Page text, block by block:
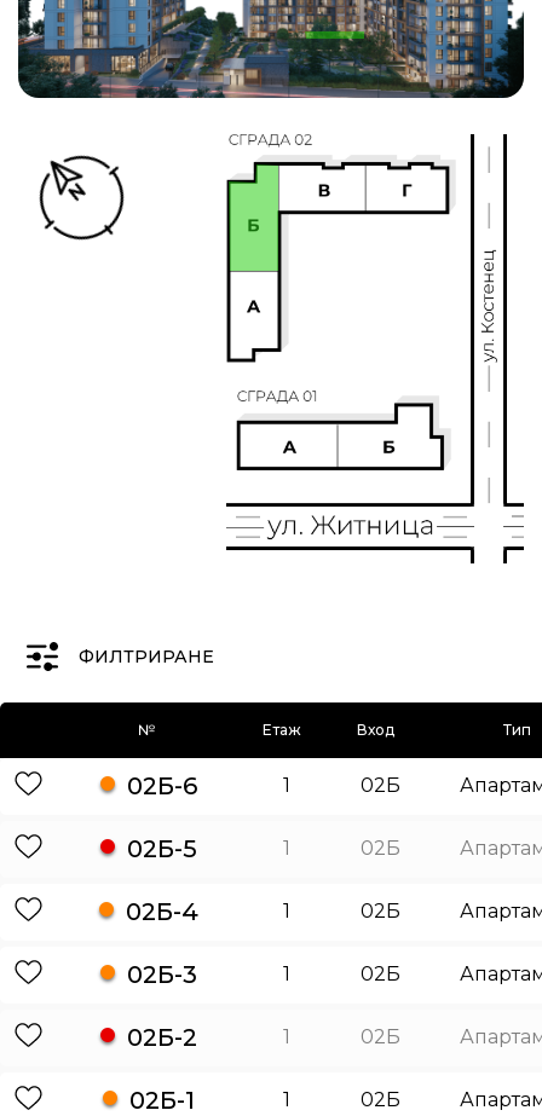
ФИЛТРИРАНЕ
№ Етаж Вход Тип
02Б-6 1 02Б
02Б-5 1 02Б
02Б-4 1 02Б
02Б-3 1 02Б
02Б-2 1 02Б
02Б-1 1 02Б